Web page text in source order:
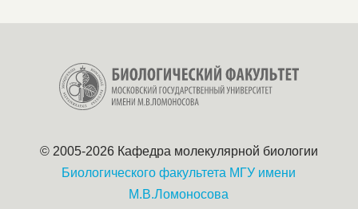
© 2005-2026 Кафедра молекулярной биологии
Биологического факультета МГУ имени
М.В.Ломоносова